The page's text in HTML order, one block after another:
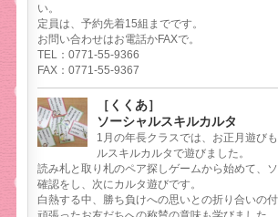
い。
定員は、予約先着15組までです。
お問い合わせはお電話かFAXで。
TEL：0771-55-9366
FAX：0771-55-9367
［くくあ］
ソーシャルスキルカルタ
1月の年長クラスでは、お正月遊び
ルスキルカルタで遊びました。
読み札と取り札のペア探しゲームから始めて、
確認をし、次にカルタ遊びです。
白熱する中、勝ち負けへの思いとの折り合いの付